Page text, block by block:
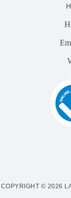
COPYRIGHT © 2026